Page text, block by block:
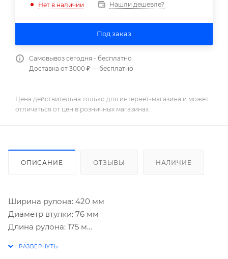
Нет в наличии Нашли дешевле?
Под заказ
Самовывоз сегодня - бесплатно
Доставка от 3000 ₽ — бесплатно
Цена действительна только для интернет-магазина и может
отличаться от цен в розничных магазинах
ОПИСАНИЕ ОТЗЫВЫ НАЛИЧИЕ
Ширина рулона: 420 мм
Диаметр втулки: 76 мм
Длина рулона: 175 м